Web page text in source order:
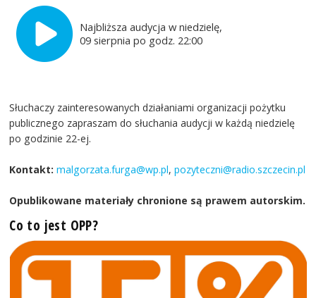
Najbliższa audycja w niedzielę,
09 sierpnia po godz. 22:00
Słuchaczy zainteresowanych działaniami organizacji pożytku
publicznego zapraszam do słuchania audycji w każdą niedzielę
po godzinie 22-ej.
Kontakt: malgorzata.furga@wp.pl,pozyteczni@radio.szczecin.pl
Opublikowane materiały chronione są prawem autorskim.
Co to jest OPP?